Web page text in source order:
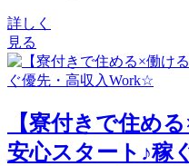
詳しく
見る
【寮付きで住め
安心スタート♪稼